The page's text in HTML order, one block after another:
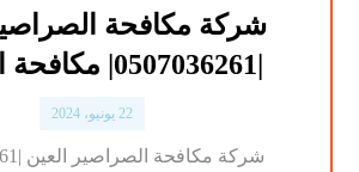
شركة مكافحة
|0507036261| مكافحة الثعابين
22 يونيو، 2024